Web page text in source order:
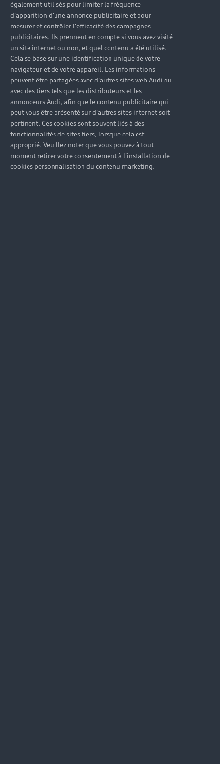
également utilisés pour limiter la fréquence
d'apparition d'une annonce publicitaire et pour
mesurer et contrôler l'efficacité des campagnes
publicitaires. Ils prennent en compte si vous avez visité
un site internet ou non, et quel contenu a été utilisé.
Cela se base sur une identification unique de votre
navigateur et de votre appareil. Les informations
peuvent être partagées avec d'autres sites web Audi ou
avec des tiers tels que les distributeurs et les
annonceurs Audi, afin que le contenu publicitaire qui
peut vous être présenté sur d'autres sites internet soit
pertinent. Ces cookies sont souvent liés à des
fonctionnalités de sites tiers, lorsque cela est
approprié. Veuillez noter que vous pouvez à tout
moment retirer votre consentement à l'installation de
cookies personnalisation du contenu marketing.